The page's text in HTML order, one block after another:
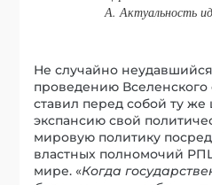
А. Актуальность
Не случайно
проведению Вселенского
ставил перед собой ту же
экспансию свой
мировую политику
властных полномочий
мире. «Когда